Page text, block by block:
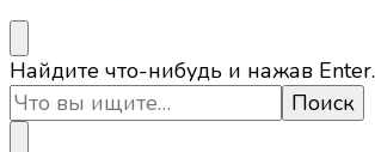
Ищите
что-
то?
Найдите что-нибудь и нажав Enter.